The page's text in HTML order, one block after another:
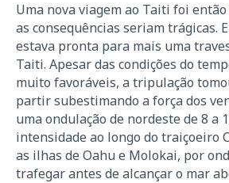
Uma nova viagem ao Taiti foi
as consequências seriam trágicas.
estava pronta para mais uma
Taiti. Apesar das condições do
muito favoráveis, a tripulação
partir subestimando a força dos
uma ondulação de nordeste de 8 a
intensidade ao longo do traiçoeiro
as ilhas de Oahu e Molokai, por
trafegar antes de alcançar o mar